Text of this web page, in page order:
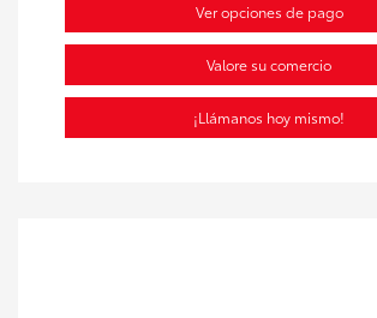
Ver opciones de pago
Valore su comercio
¡Llámanos hoy mismo!